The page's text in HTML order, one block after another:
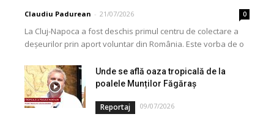
Claudiu Padurean - 21/07/2026 0
La Cluj-Napoca a fost deschis primul centru de colectare a
deșeurilor prin aport voluntar din România. Este vorba de o
Unde se află oaza tropicală de la
poalele Munților Făgăraș
Reportaj 09/07/2026